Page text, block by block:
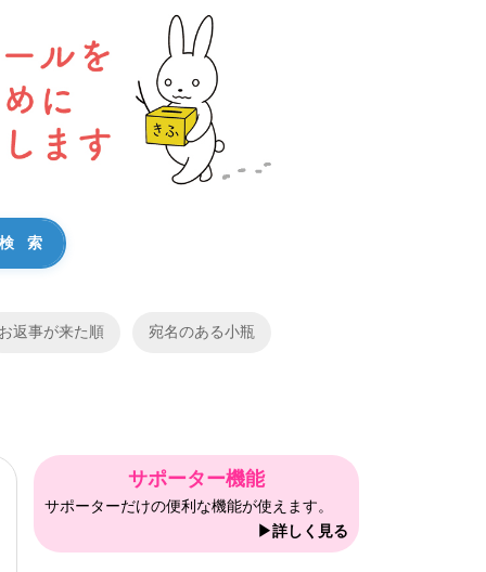
返事が来た順 宛名のある小瓶
サポーター機能
サポーターだけの便利な機能が使えます。
▶詳しく見る